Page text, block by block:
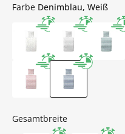
Farbe Denimblau, Weiß
Gesamtbreite